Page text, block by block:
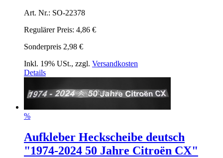
Art. Nr.: SO-22378
Regulärer Preis: 4,86 €
Sonderpreis 2,98 €
Inkl. 19% USt., zzgl. Versandkosten
Details
%
Aufkleber Heckscheibe deutsch
"1974-2024 50 Jahre Citroën CX"